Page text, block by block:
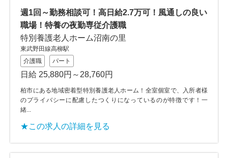
週1回～勤務相談可！高日給2.7万可！風通しの良い
職場！特養の夜勤専従介護職
特別養護老人ホーム沼南の里
東武野田線高柳駅
介護職
パート
日給 25,880円～28,760円
柏市にある地域密着型特別養護老人ホーム！全室個室で、入所者様
のプライバシーに配慮したつくりになっているのが特徴です！一
緒...
★この求人の詳細を見る